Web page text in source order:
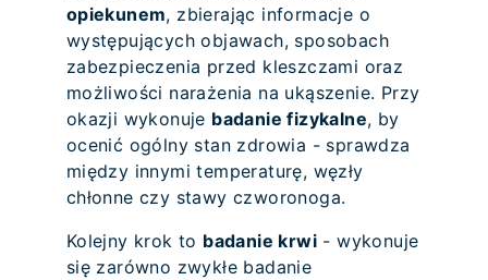
opiekunem, zbierając informacje o
występujących objawach, sposobach
zabezpieczenia przed kleszczami oraz
możliwości narażenia na ukąszenie. Przy
okazji wykonuje badanie fizykalne, by
ocenić ogólny stan zdrowia - sprawdza
między innymi temperaturę, węzły
chłonne czy stawy czworonoga.
Kolejny krok to badanie krwi- wykonuje
się zarówno zwykłe badanie